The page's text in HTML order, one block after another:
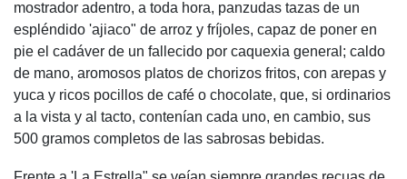
mostrador adentro, a toda hora, panzudas tazas de un
espléndido 'ajiaco" de arroz y fríjoles, capaz de poner en
pie el cadáver de un fallecido por caquexia general; caldo
de mano, aromosos platos de chorizos fritos, con arepas y
yuca y ricos pocillos de café o chocolate, que, si ordinarios
a la vista y al tacto, contenían cada uno, en cambio, sus
500 gramos completos de las sabrosas bebidas.